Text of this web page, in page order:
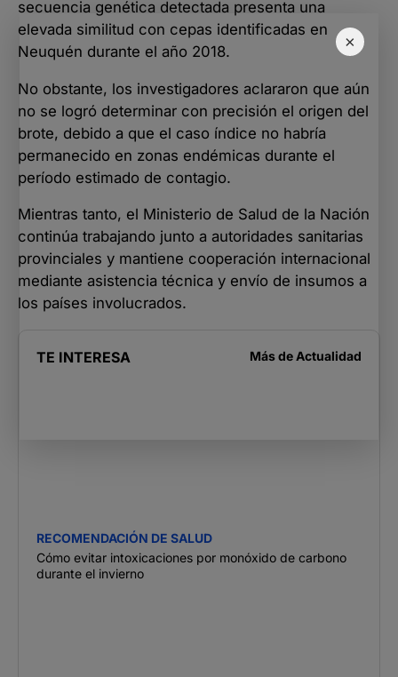
×
secuencia genética detectada presenta una
elevada similitud con cepas identificadas en
Neuquén durante el año 2018.
No obstante, los investigadores aclararon que aún
no se logró determinar con precisión el origen del
brote, debido a que el caso índice no habría
permanecido en zonas endémicas durante el
período estimado de contagio.
Mientras tanto, el Ministerio de Salud de la Nación
continúa trabajando junto a autoridades sanitarias
provinciales y mantiene cooperación internacional
mediante asistencia técnica y envío de insumos a
los países involucrados.
TE INTERESA Más de Actualidad
RECOMENDACIÓN DE SALUD
Cómo evitar intoxicaciones por monóxido de carbono
durante el invierno